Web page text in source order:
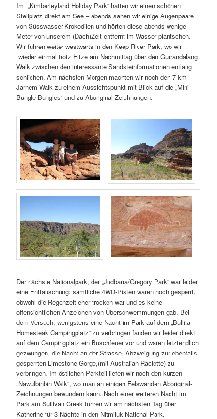
Im „Kimberleyland Holiday Park“ hatten wir einen schönen
Stellplatz direkt am See – abends sahen wir einige Augenpaare
von Süsswasser-Krokodilen und hörten diese abends wenige
Meter von unserem (Dach)Zelt entfernt im Wasser plantschen.
Wir fuhren weiter westwärts in den Keep River Park, wo wir
wieder einmal trotz Hitze am Nachmittag über den Gurrandalang
Walk zwischen den interessante Sandsteinformationen entlang
schlichen. Am nächsten Morgen machten wir noch den 7-km
Jarnem-Walk zu einem Aussichtspunkt mit Blick auf die „Mini
Bungle Bungles“ und zu Aboriginal-Zeichnungen.
Der nächste Nationalpark, der „Judbarra/Gregory Park“ war leider
eine Enttäuschung: sämtliche 4WD-Pisten waren noch gesperrt,
obwohl die Regenzeit eher trocken war und es keine
offensichtlichen Anzeichen von Überschwemmungen gab. Bei
dem Versuch, wenigstens eine Nacht im Park auf dem „Bullita
Homesteak Campingplatz“ zu verbringen fanden wir leider direkt
auf dem Campingplatz ein Buschfeuer vor und waren letztendlich
gezwungen, die Nacht an der Strasse, Abzweigung zur ebenfalls
gesperrten Limestone Gorge,(mit Australian Raclette) zu
verbringen. Im östlichen Parkteil liefen wir noch den kurzen
„Nawulbinbin Walk“, wo man an einigen Felswänden Aboriginal-
Zeichnungen bewundern kann. Nach einer weiteren Nacht im
Park am Sullivan Creek fuhren wir am nächsten Tag über
Katherine für 3 Nächte in den Nitmiluk National Park.